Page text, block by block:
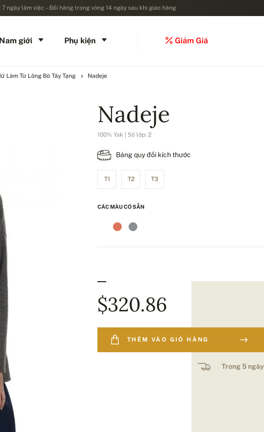
ngày làm việc – Đổi hàng trong vòng 14 ngày sau khi giao hàng
Nam giới Phụ kiện Giảm Giá
Làm Từ Lông Bò Tây Tạng Nadeje
Nadeje
100% Yak | Số lớp: 2
Bảng quy đổi kích thước
T1 T2 T3
CÁC MÀU CÓ SẴN
$320.86
THÊM VÀO GIỎ HÀNG
Trong 5 ngày